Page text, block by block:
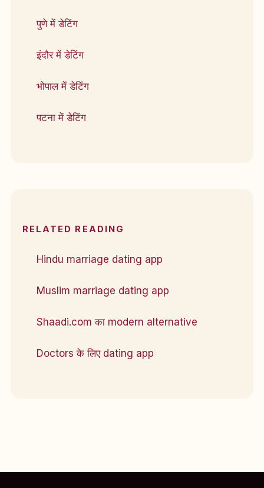
पुणे में डेटिंग
इंदौर में डेटिंग
भोपाल में डेटिंग
पटना में डेटिंग
RELATED READING
Hindu marriage dating app
Muslim marriage dating app
Shaadi.com का modern alternative
Doctors के लिए dating app